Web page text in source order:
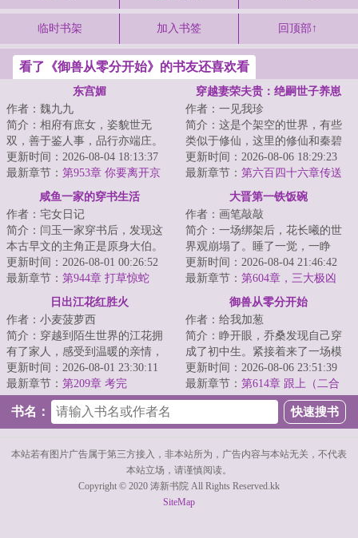
临时书架 加入书签 回顶部↑
看了《御兽从零分开始》的书友还喜欢看
东宫媚
作者：魏九九
简介：相府有庶女，姿貌世无
双，善于鉴人事，品行亦端庄。
美中不足的是，姻缘太波折。第
一次议婚，被太后...
更新时间：2026-08-04 18:13:37
最新章节： 第953章 你要离开京
穿越妻荣夫贵：绝嗣世子养崽
作者：一见我珍
简介：这是个架空的世界，有些
类似于修仙，这里的修仙和秦碧
已知的完全不一样，这个世界以
福气、气运为主...
更新时间：2026-08-06 18:29:23
最新章节： 第六百四十六章传送
咸鱼一家的穿书生活
作者：宅女日记
简介：闫玉一家穿书后，发现这
本古早文的主角正是原身大伯。
他们是扒着大伯喝血，早早被分
家，在全文末尾...
更新时间：2026-08-01 00:26:52
最新章节： 第944章 打草惊蛇
大晋第一铁饭碗
作者：画笔敲敲
简介：一场绑架后，花长曦的世
界观崩塌了。睡了一觉，一睁
眼，视线里就浮现出了一行字：
[境界：练气境/]...
更新时间：2026-08-04 21:46:42
最新章节： 第604章，三大极凶
日出江花红胜火
作者：小麦菠萝西
简介：穿越到陌生世界的江花拥
有了家人，感受到温暖的亲情，
全家人一起努力过上了富裕幸福
快乐的日子。...
更新时间：2026-08-01 23:30:11
最新章节： 第209章 考完
御兽从零分开始
作者：给我加葱
简介：睁开眼，乔桑发现自己穿
成了初中生。紧接着来了一场模
拟考。毕业她怕了吗？她怕
了……这考的都什么...
更新时间：2026-08-06 23:51:39
最新章节： 第614章 跟上（二合
一）
书名：
本站若有图片广告属于第三方接入，非本站所为，广告内容与本站无关，不代表
本站立场，请谨慎阅读。
Copyright © 2020 涛新书院 All Rights Reserved.kk
SiteMap